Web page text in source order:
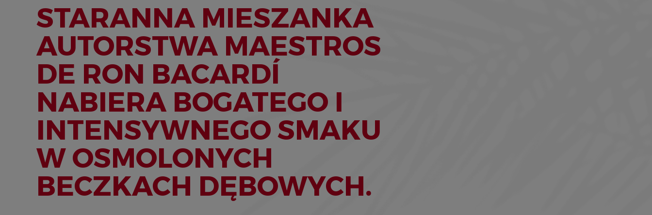
STARANNA MIESZANKA
AUTORSTWA MAESTROS
DE RON BACARDÍ
NABIERA BOGATEGO I
INTENSYWNEGO SMAKU
W OSMOLONYCH
BECZKACH DĘBOWYCH.